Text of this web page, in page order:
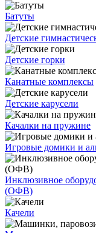
Батуты
Детские
Детские горки
Канатные комплексы
Детские карусели
Качалки на пружине
Игровые домики и
Инклюзивное
(ОФВ)
Качели